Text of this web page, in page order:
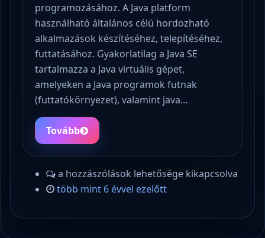
programozásához. A Java platform
használható általános célú hordozható
alkalmazások készítéséhez, telepítéséhez,
futtatásához. Gyakorlatilag a Java SE
tartalmazza a Java virtuális gépet,
amelyeken a Java programok futnak
(futtatókörnyezet), valamint java…
Tovább
a hozzászólások lehetősége kikapcsolva
több mint 6 évvel ezelőtt